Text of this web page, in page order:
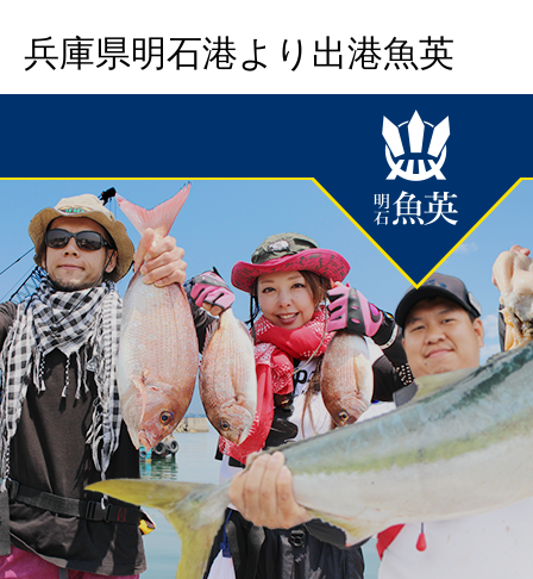
兵庫県明石港より出港魚英